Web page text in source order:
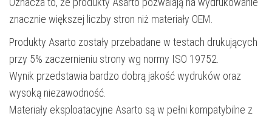
znacznie większej liczby stron niż materiały OEM.
Produkty Asarto zostały przebadane w testach drukujących
przy 5% zaczernieniu strony wg normy ISO 19752.
Wynik przedstawia bardzo dobrą jakość wydruków oraz
wysoką niezawodność.
Materiały eksploatacyjne Asarto są w pełni kompatybilne z